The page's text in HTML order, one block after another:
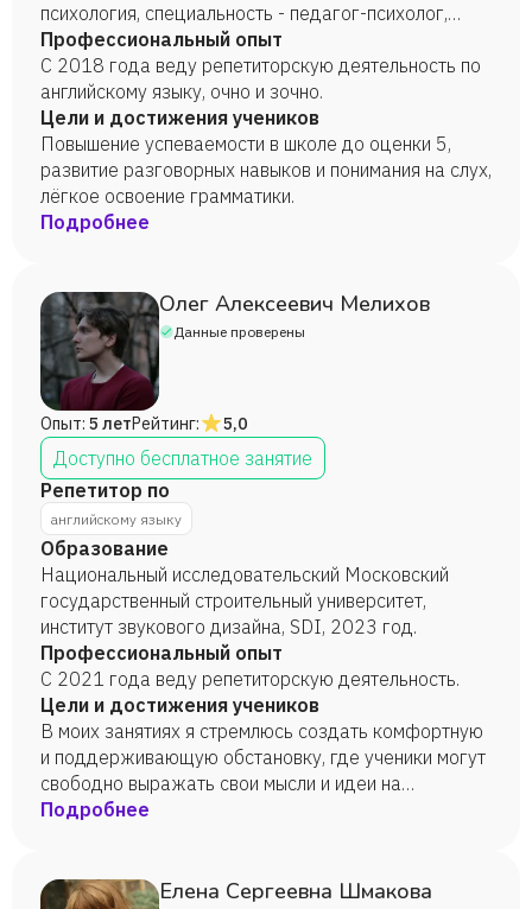
психология, специальность - педагог-психолог,
2011 год.
Профессиональный опыт
С 2018 года веду репетиторскую деятельность по
английскому языку, очно и зочно.
Цели и достижения учеников
Повышение успеваемости в школе до оценки 5,
развитие разговорных навыков и понимания на слух,
лёгкое освоение грамматики.
Подробнее
Олег Алексеевич Мелихов
Данные проверены
Опыт: 5 летРейтинг: 5,0
Доступно бесплатное занятие
Репетитор по
английскому языку
Образование
Национальный исследовательский Московский
государственный строительный университет,
институт звукового дизайна, SDI, 2023 год.
Профессиональный опыт
С 2021 года веду репетиторскую деятельность.
Цели и достижения учеников
В моих занятиях я стремлюсь создать комфортную
и поддерживающую обстановку, где ученики могут
свободно выражать свои мысли и идеи на
английском языке, развивая не только навыки
изучении английского языка.
Подробнее
Елена Сергеевна Шмакова